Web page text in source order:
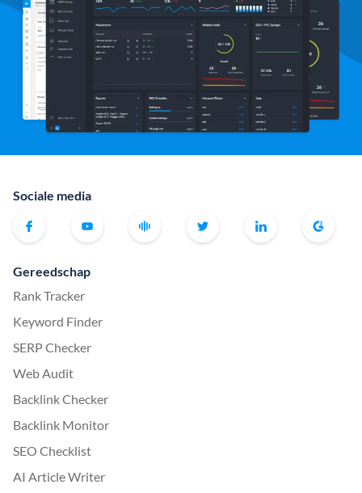
Sociale media
Gereedschap
Rank Tracker
Keyword Finder
SERP Checker
Web Audit
Backlink Checker
Backlink Monitor
SEO Checklist
AI Article Writer